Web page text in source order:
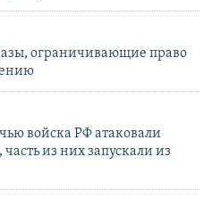
ограничивающие право
войска РФ атаковали
из них запускали из